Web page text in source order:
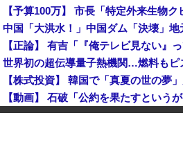
中国人に聞いた「一番悪いと思う国